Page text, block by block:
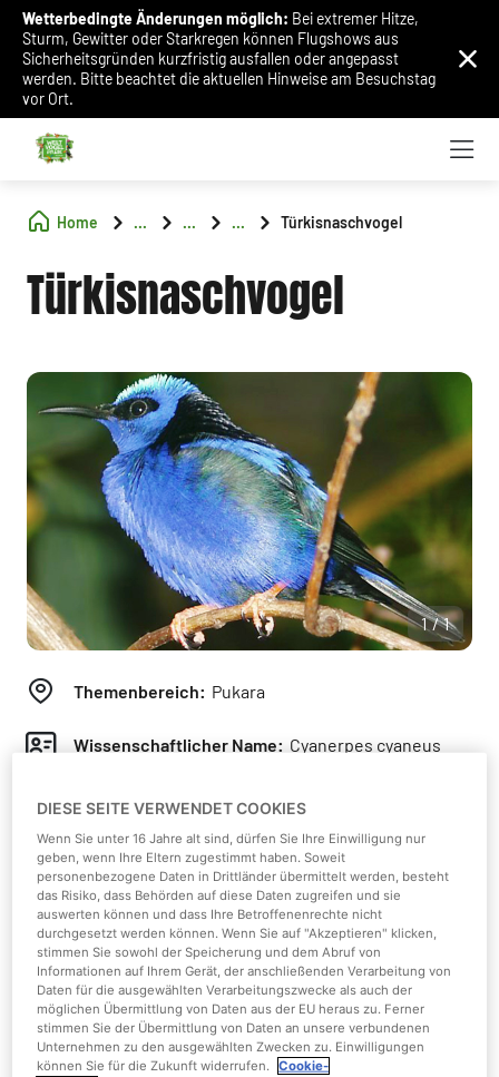
Wetterbedingte Änderungen möglich: Bei extremer Hitze,
Sturm, Gewitter oder Starkregen können Flugshows aus
Sicherheitsgründen kurzfristig ausfallen oder angepasst
werden. Bitte beachtet die aktuellen Hinweise am Besuchstag
vor Ort.
Home ... ... ... Türkisnaschvogel
Türkisnaschvogel
1/1
Themenbereich: Pukara
Wissenschaftlicher Name: Cyanerpes cyaneus
Klasse: Vögel
Kontinent:Mittel- und Südamerika
Lebensraum: Regenwälder, Waldränder, Plantagen
Nahrung: Blütennektar, Früchte, Spinnen,
Insekten
Gewicht:14 - 18 g
DIESE SEITE VERWENDET COOKIES
Wenn Sie unter 16 Jahre alt sind, dürfen Sie Ihre Einwilligung nur
geben, wenn Ihre Eltern zugestimmt haben. Soweit
personenbezogene Daten in Drittländer übermittelt werden, besteht
das Risiko, dass Behörden auf diese Daten zugreifen und sie
auswerten können und dass Ihre Betroffenenrechte nicht
durchgesetzt werden können. Wenn Sie auf "Akzeptieren" klicken,
stimmen Sie sowohl der Speicherung und dem Abruf von
Informationen auf Ihrem Gerät, der anschließenden Verarbeitung von
Daten für die ausgewählten Verarbeitungszwecke als auch der
möglichen Übermittlung von Daten aus der EU heraus zu. Ferner
stimmen Sie der Übermittlung von Daten an unsere verbundenen
Unternehmen zu den ausgewählten Zwecken zu. Einwilligungen
können Sie für die Zukunft widerrufen.
Cookie-